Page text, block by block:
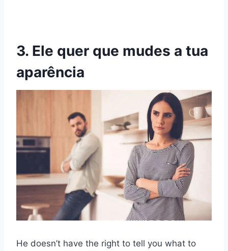
3. Ele quer que mudes a tua
aparência
He doesn’t have the right to tell you what to